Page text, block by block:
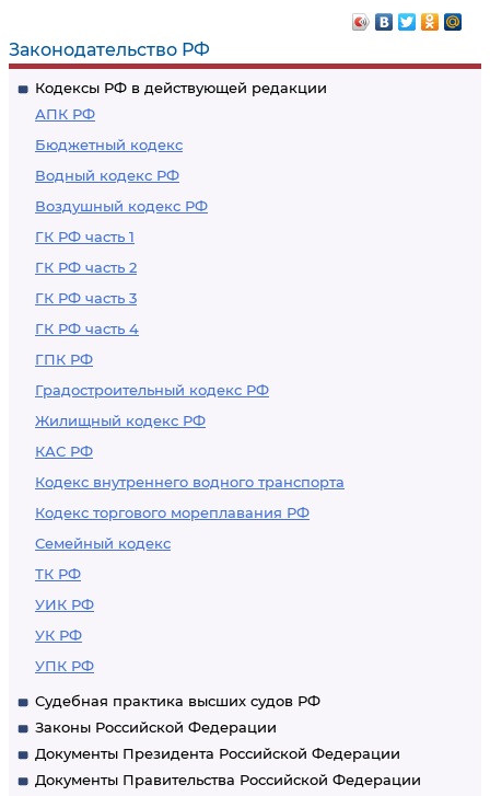
Законодательство РФ
Кодексы РФ в действующей редакции
АПК РФ
Бюджетный кодекс
Водный кодекс РФ
Воздушный кодекс РФ
ГК РФ часть 1
ГК РФ часть 2
ГК РФ часть 3
ГК РФ часть 4
ГПК РФ
Градостроительный кодекс РФ
Жилищный кодекс РФ
КАС РФ
Кодекс внутреннего водного транспорта
Кодекс торгового мореплавания РФ
Семейный кодекс
ТК РФ
УИК РФ
УК РФ
УПК РФ
Судебная практика высших судов РФ
Законы Российской Федерации
Документы Президента Российской Федерации
Документы Правительства Российской Федерации